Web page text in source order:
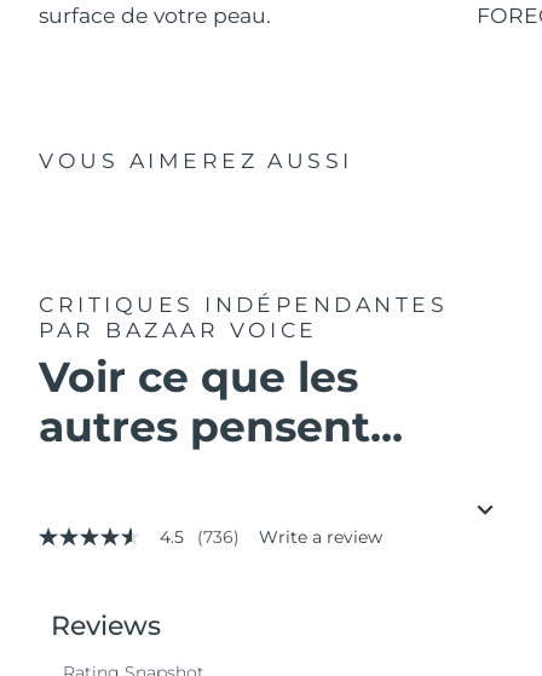
surface de votre peau.
VOUS AIMEREZ AUSSI
CRITIQUES INDÉPENDANTES
PAR BAZAAR VOICE
Voir ce que les
autres pensent...
4.5
stars,
average
4.5 (736) Write a review